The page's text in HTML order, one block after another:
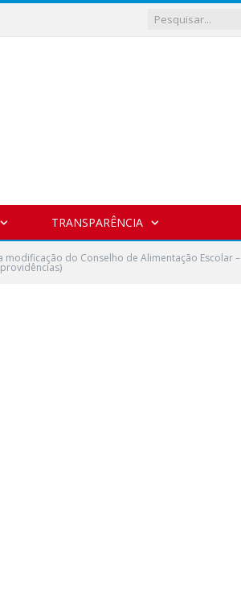
TRANSPARÊNCIA
a modificação do Conselho de Alimentação Escolar –